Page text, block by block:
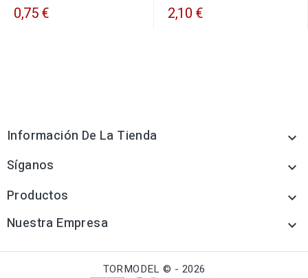
0,75 € 2,10 €
Información De La Tienda 
Síganos 
Productos 
Nuestra Empresa 
TORMODEL © - 2026